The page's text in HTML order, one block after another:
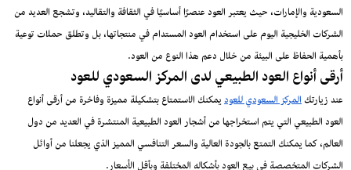
السعودية والإمارات، حيث يعتبر العود عنصرًا أساسيًا في الثقافة والتقاليد، وتشجع العديد من
الشركات الخليجية اليوم على استخدام العود المستدام في منتجاتها، بل وتطلق حملات توعية
بأهمية الحفاظ على البيئة من خلال دعم هذا النوع من العود.
أرقى أنواع العود الطبيعي لدى المركز السعودي للعود
عند زيارتكالمركز السعودي للعوديمكنك الاستمتاع بتشكيلة مميزة وفاخرة من أرقى أنواع
العود الطبيعي التي يتم استخراجها من أشجار العود الطبيعية المنتشرة في العديد من دول
العالم، كما يمكنك التمتع بالجودة العالية والسعر التنافسي المميز الذي يجعلنا من أوائل